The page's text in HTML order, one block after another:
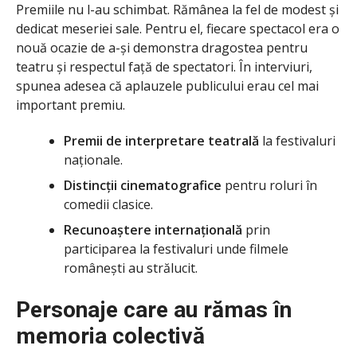
Premiile nu l-au schimbat. Rămânea la fel de modest și
dedicat meseriei sale. Pentru el, fiecare spectacol era o
nouă ocazie de a-și demonstra dragostea pentru
teatru și respectul față de spectatori. În interviuri,
spunea adesea că aplauzele publicului erau cel mai
important premiu.
Premii de interpretare teatrală la festivaluri
naționale.
Distincții cinematografice pentru roluri în
comedii clasice.
Recunoaștere internațională prin
participarea la festivaluri unde filmele
românești au strălucit.
Personaje care au rămas în
memoria colectivă